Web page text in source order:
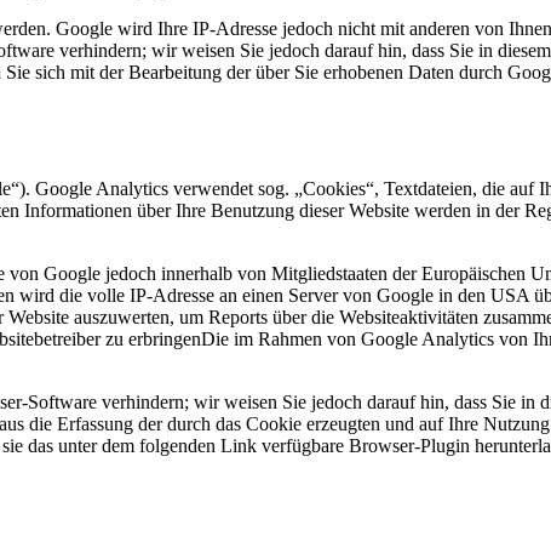
Google wird Ihre IP-Adresse jedoch nicht mit anderen von
verhindern; wir weisen Sie jedoch darauf hin, dass Sie in
sich mit der Bearbeitung der über Sie erhobenen Daten durch
Google Analytics verwendet sog. „Cookies“, Textdateien, die auf
Informationen über Ihre Benutzung dieser Website werden in der
Google jedoch innerhalb von Mitgliedstaaten der Europäischen
wird die volle IP-Adresse an einen Server von Google in den USA
auszuwerten, um Reports über die Websiteaktivitäten
zu erbringenDie im Rahmen von Google Analytics von
Software verhindern; wir weisen Sie jedoch darauf hin, dass Sie in
die Erfassung der durch das Cookie erzeugten und auf Ihre
das unter dem folgenden Link verfügbare Browser-Plugin